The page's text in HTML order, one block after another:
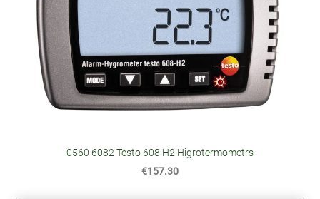
0560 6082 Testo 608 H2 Higrotermometrs
€157.30